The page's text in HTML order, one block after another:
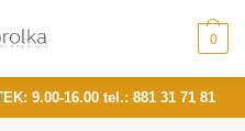
0
9.00-16.00 tel.: 881 31 71 81